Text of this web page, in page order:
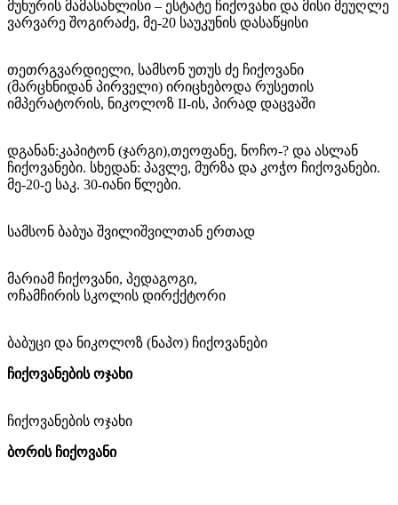
მუხურის მამასახლისი – ესტატე ჩიქოვანი და მისი მეუღლე
ვარვარე შოგირაძე, მე-20 საუკუნის დასაწყისი
თეთრგვარდიელი, სამსონ უთუს ძე ჩიქოვანი
(მარცხნიდან პირველი) ირიცხებოდა რუსეთის
იმპერატორის, ნიკოლოზ II-ის, პირად დაცვაში
დგანან:კაპიტონ (ჯარგი),თეოფანე, ნოჩო-? და ასლან
ჩიქოვანები. სხედან: პავლე, მურზა და კოჭო ჩიქოვანები.
მე-20-ე საკ. 30-იანი წლები.
სამსონ ბაბუა შვილიშვილთან ერთად
მარიამ ჩიქოვანი, პედაგოგი,
ოჩამჩირის სკოლის დირქქტორი
ბაბუცი და ნიკოლოზ (ნაპო) ჩიქოვანები
ჩიქოვანების ოჯახი
ჩიქოვანების ოჯახი
ბორის ჩიქოვანი